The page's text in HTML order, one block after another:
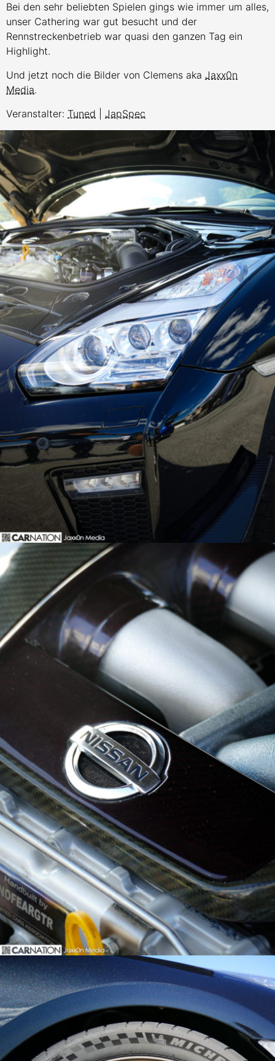
Bei den sehr beliebten Spielen gings wie immer um alles,
unser Cathering war gut besucht und der
Rennstreckenbetrieb war quasi den ganzen Tag ein
Highlight.
Und jetzt noch die Bilder von Clemens aka Jaxx0n
Media.
Veranstalter: Tuned JapSpec